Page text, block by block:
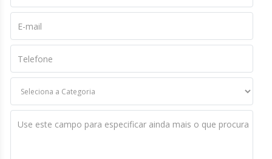
E-mail
Telefone
Use este campo para especificar ainda mais o que procura